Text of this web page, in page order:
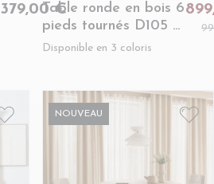
379,00 €Table ronde en bois 6
pieds tournés D105 +
3 rallonges bois -
Disponible en 3 coloris
NOUVEAU